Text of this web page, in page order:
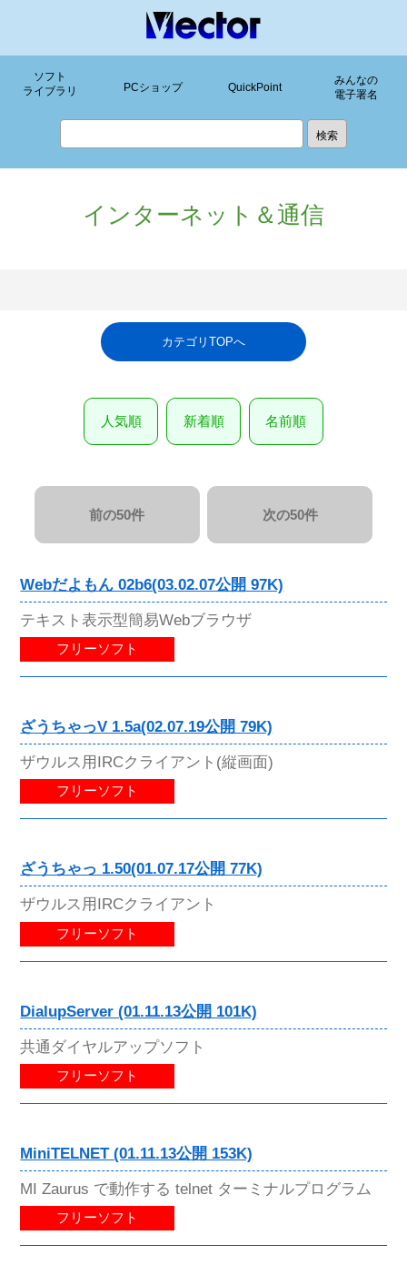
ソフト
ライブラリ
PCショップ QuickPoint
みんなの
電子署名
インターネット＆通信
カテゴリTOPへ
人気順 新着順 名前順
前の50件 次の50件
Webだよもん 02b6(03.02.07公開 97K)
テキスト表示型簡易Webブラウザ
フリーソフト
ざうちゃっV 1.5a(02.07.19公開 79K)
ザウルス用IRCクライアント(縦画面)
フリーソフト
ざうちゃっ 1.50(01.07.17公開 77K)
ザウルス用IRCクライアント
フリーソフト
DialupServer (01.11.13公開 101K)
共通ダイヤルアップソフト
フリーソフト
MiniTELNET (01.11.13公開 153K)
MI Zaurus で動作する telnet ターミナルプログラム
フリーソフト